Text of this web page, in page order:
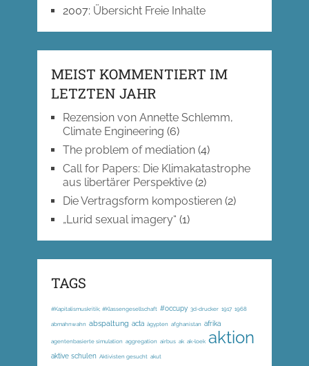
2007: Übersicht Freie Inhalte
MEIST KOMMENTIERT IM
LETZTEN JAHR
Rezension von Annette Schlemm,
Climate Engineering (6)
The problem of mediation(4)
Call for Papers: Die Klimakatastrophe
aus libertärer Perspektive(2)
Die Vertragsform kompostieren(2)
„Lurid sexual imagery“ (1)
TAGS
#Kapitalismuskritik; #Klassengesellschaft #occupy 3d-drucker 1917 1968
abmahnwahn abspaltung acta ägypten afghanistan afrika
agentenbasierte simulation aggregation airbus ak ak-loek aktion
aktive schulen Aktivisten gesucht akut